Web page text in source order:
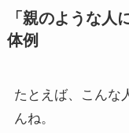
「親のような人
体例
たとえば、こんな
んね。